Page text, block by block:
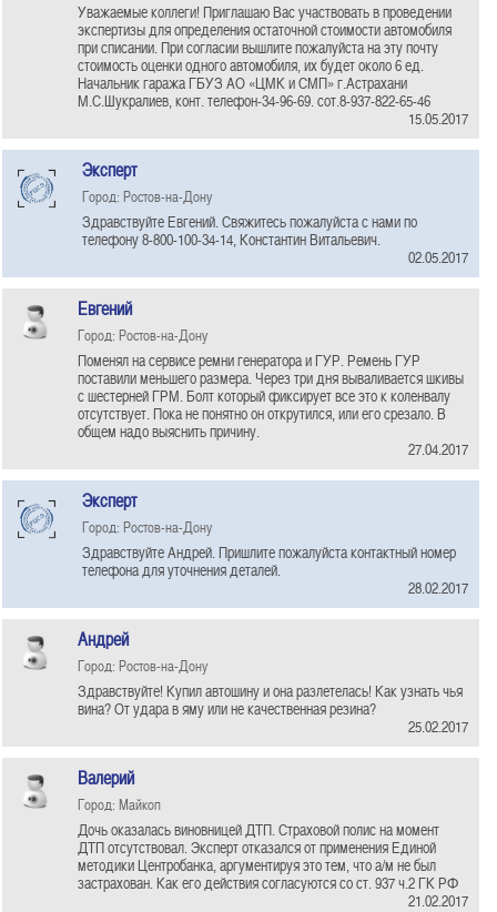
Уважаемые коллеги! Приглашаю Вас участвовать в проведении
экспертизы для определения остаточной стоимости автомобиля
при списании. При согласии вышлите пожалуйста на эту почту
стоимость оценки одного автомобиля, их будет около 6 ед.
Начальник гаража ГБУЗ АО «ЦМК и СМП» г.Астрахани
М.С.Шукралиев, конт. телефон-34-96-69. сот.8-937-822-65-46
15.05.2017
Эксперт
Город: Ростов-на-Дону
Здравствуйте Евгений. Свяжитесь пожалуйста с нами по
телефону 8-800-100-34-14, Константин Витальевич.
02.05.2017
Евгений
Город: Ростов-на-Дону
Поменял на сервисе ремни генератора и ГУР. Ремень ГУР
поставили меньшего размера. Через три дня вываливается шкивы
с шестерней ГРМ. Болт который фиксирует все это к коленвалу
отсутствует. Пока не понятно он открутился, или его срезало. В
общем надо выяснить причину.
27.04.2017
Эксперт
Город: Ростов-на-Дону
Здравствуйте Андрей. Пришлите пожалуйста контактный номер
телефона для уточнения деталей.
28.02.2017
Андрей
Город: Ростов-на-Дону
Здравствуйте! Купил автошину и она разлетелась! Как узнать чья
вина? От удара в яму или не качественная резина?
25.02.2017
Валерий
Город: Майкоп
Дочь оказалась виновницей ДТП. Страховой полис на момент
ДТП отсутствовал. Эксперт отказался от применения Единой
методики Центробанка, аргументируя это тем, что а/м не был
застрахован. Как его действия согласуются со ст. 937 ч.2 ГК РФ
21.02.2017